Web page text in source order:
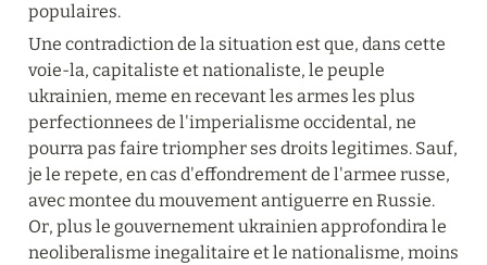
populaires.
Une contradiction de la situation est que, dans cette
voie-la, capitaliste et nationaliste, le peuple
ukrainien, meme en recevant les armes les plus
perfectionnees de l'imperialisme occidental, ne
pourra pas faire triompher ses droits legitimes. Sauf,
je le repete, en cas d'effondrement de l'armee russe,
avec montee du mouvement antiguerre en Russie.
Or, plus le gouvernement ukrainien approfondira le
neoliberalisme inegalitaire et le nationalisme, moins